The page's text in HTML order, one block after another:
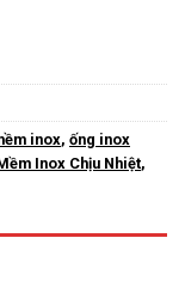
inox, ống inox
Inox Chịu Nhiệt,